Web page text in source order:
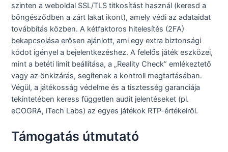
szinten a weboldal SSL/TLS titkosítást használ (keresd a
böngésződben a zárt lakat ikont), amely védi az adataidat
továbbítás közben. A kétfaktoros hitelesítés (2FA)
bekapcsolása erősen ajánlott, ami egy extra biztonsági
kódot igényel a bejelentkezéshez. A felelős játék eszközei,
mint a betéti limit beállítása, a „Reality Check” emlékeztető
vagy az önkizárás, segítenek a kontroll megtartásában.
Végül, a játékosság védelme és a tisztesség garanciája
tekintetében keress független audit jelentéseket (pl.
eCOGRA, iTech Labs) az egyes játékok RTP-értékeiről.
Támogatás útmutató